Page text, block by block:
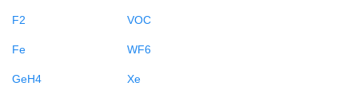
F2
Fe
GeH4
VOC
WF6
Xe